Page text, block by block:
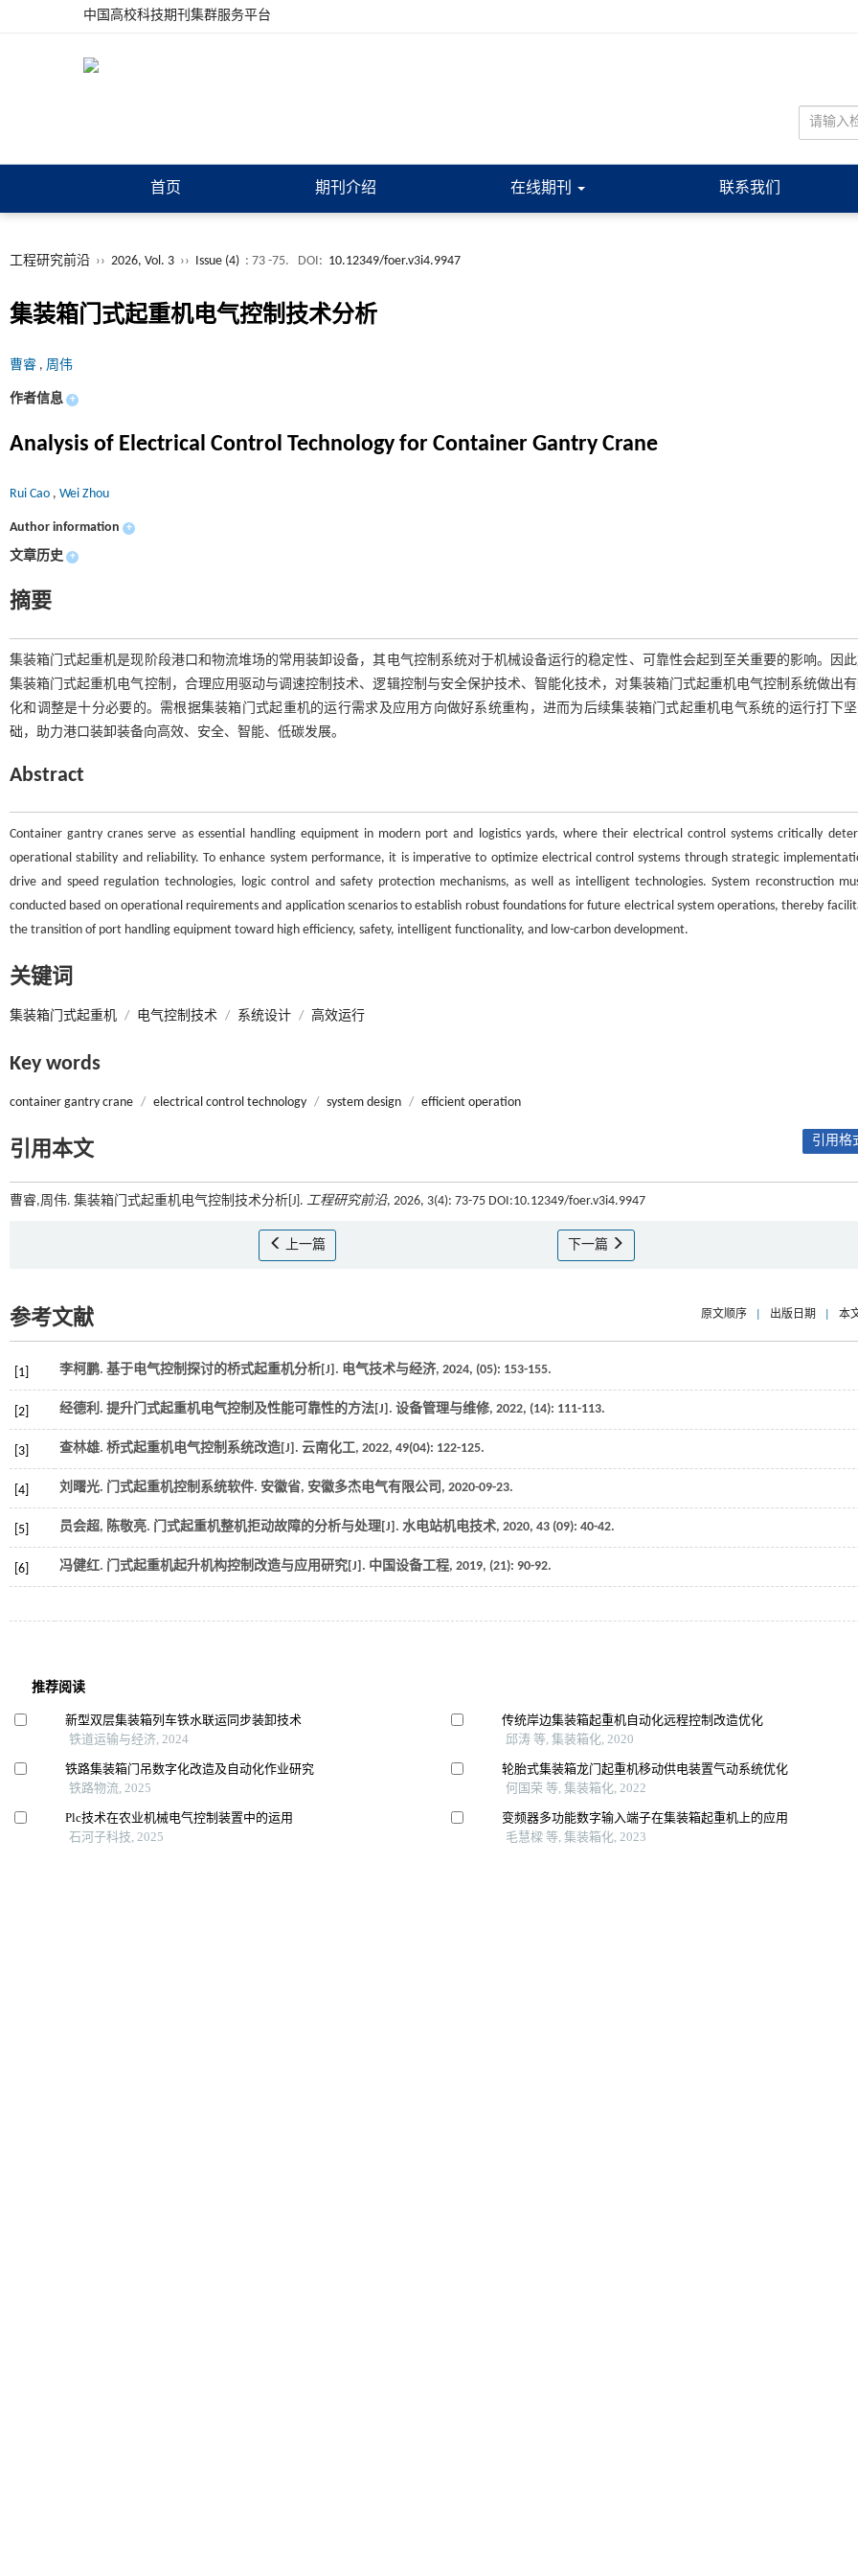
中国高校科技期刊集群服务平台
首页 期刊介绍 在线期刊 联系我们
工程研究前沿 ›› 2026, Vol. 3 ›› Issue (4) : 73 -75. DOI: 10.12349/foer.v3i4.9947
集装箱门式起重机电气控制技术分析
曹睿 , 周伟
作者信息 +
Analysis of Electrical Control Technology for Container Gantry Crane
Rui Cao , Wei Zhou
Author information +
文章历史 +
摘要
集装箱门式起重机是现阶段港口和物流堆场的常用装卸设备，其电气控制系统对于机械设备运行的稳定性、可靠性会起到至关重要的影响。因
集装箱门式起重机电气控制，合理应用驱动与调速控制技术、逻辑控制与安全保护技术、智能化技术，对集装箱门式起重机电气控制系统做出
化和调整是十分必要的。需根据集装箱门式起重机的运行需求及应用方向做好系统重构，进而为后续集装箱门式起重机电气系统的运行打下
础，助力港口装卸装备向高效、安全、智能、低碳发展。
Abstract
Container gantry cranes serve as essential handling equipment in modern port and logistics yards, where their electrical control systems critically
operational stability and reliability. To enhance system performance, it is imperative to optimize electrical control systems through strategic
drive and speed regulation technologies, logic control and safety protection mechanisms, as well as intelligent technologies. System reconstruction
conducted based on operational requirements and application scenarios to establish robust foundations for future electrical system operations, thereby
the transition of port handling equipment toward high efficiency, safety, intelligent functionality, and low-carbon development.
关键词
集装箱门式起重机 / 电气控制技术 / 系统设计 / 高效运行
Key words
container gantry crane / electrical control technology / system design / efficient operation
引用本文 引用格
曹睿,周伟. 集装箱门式起重机电气控制技术分析[J]. 工程研究前沿, 2026, 3(4): 73-75 DOI:10.12349/foer.v3i4.9947
上一篇 下一篇
参考文献 原文顺序 出版日期 本
[1] 李柯鹏. 基于电气控制探讨的桥式起重机分析[J]. 电气技术与经济, 2024, (05): 153-155.
[2] 经德利. 提升门式起重机电气控制及性能可靠性的方法[J]. 设备管理与维修, 2022, (14): 111-113.
[3] 查林雄. 桥式起重机电气控制系统改造[J]. 云南化工, 2022, 49(04): 122-125.
[4] 刘曙光. 门式起重机控制系统软件. 安徽省, 安徽多杰电气有限公司, 2020-09-23.
[5] 员会超, 陈敬亮. 门式起重机整机拒动故障的分析与处理[J]. 水电站机电技术, 2020, 43 (09): 40-42.
[6] 冯健红. 门式起重机起升机构控制改造与应用研究[J]. 中国设备工程, 2019, (21): 90-92.